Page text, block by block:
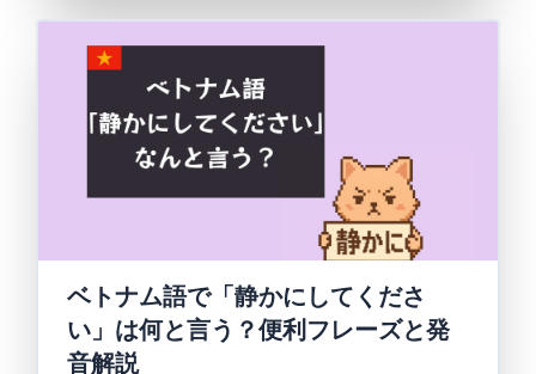
ベトナム語で「静かにしてくださ
い」は何と言う？便利フレーズと発
音解説